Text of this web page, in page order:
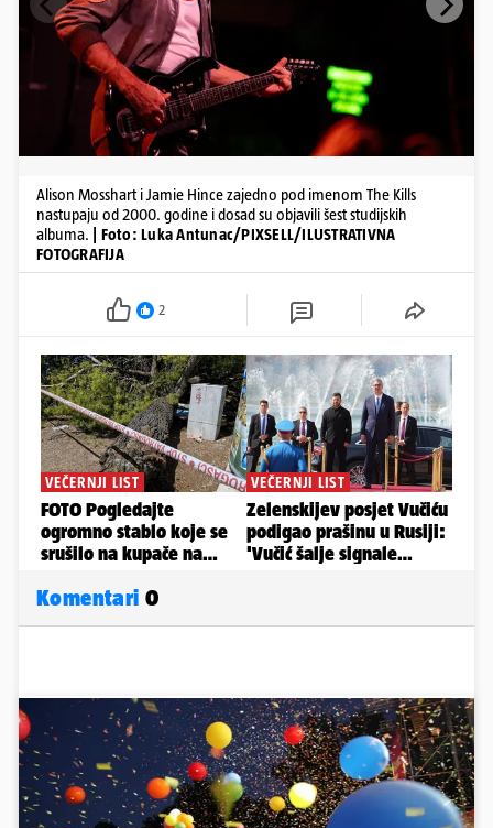
Alison Mosshart i Jamie Hince zajedno pod imenom The Kills
nastupaju od 2000. godine i dosad su objavili šest studijskih
albuma.
| Foto: Luka Antunac/PIXSELL/ILUSTRATIVNA
FOTOGRAFIJA
2
Komentari 0